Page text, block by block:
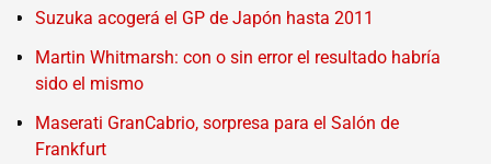
Suzuka acogerá el GP de Japón hasta 2011
Martin Whitmarsh: con o sin error el resultado habría
sido el mismo
Maserati GranCabrio, sorpresa para el Salón de
Frankfurt